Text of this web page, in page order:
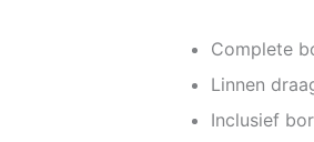
Complete
Linnen
Inclusief